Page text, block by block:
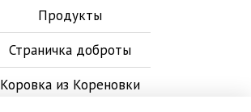
Продукты
Страничка доброты
Коровка из Кореновки